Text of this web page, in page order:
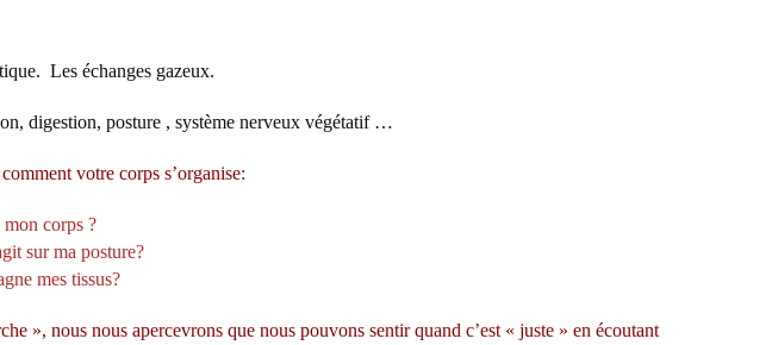
Les échanges gazeux.
digestion, posture , système nerveux végétatif …
votre corps s’organise:
corps ?
sur ma posture?
mes tissus?
», nous nous apercevrons que nous pouvons sentir quand c’est « juste » en écoutant